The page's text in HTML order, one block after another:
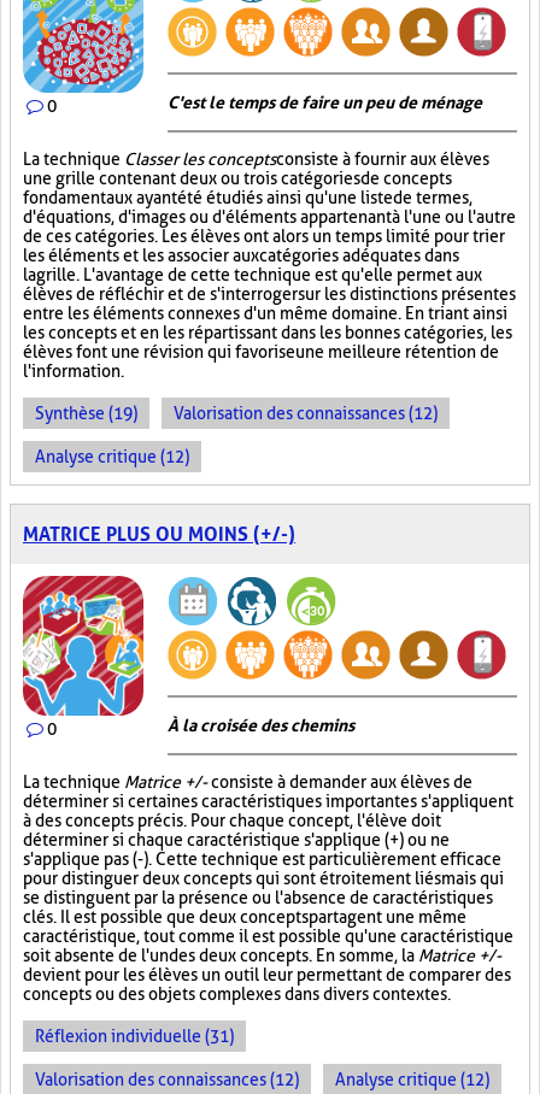
0 C'est le temps de faire un peu de ménage
La technique Classer les conceptsconsiste à fournir aux élèves
une grille contenant deux ou trois catégories de concepts
fondamentaux ayant été étudiés ainsi qu'une liste de termes,
d'équations, d'images ou d'éléments appartenant à l'une ou l'autre
de ces catégories. Les élèves ont alors un temps limité pour trier
les éléments et les associer aux catégories adéquates dans
la grille. L'avantage de cette technique est qu'elle permet aux
élèves de réfléchir et de s'interroger sur les distinctions présentes
entre les éléments connexes d'un même domaine. En triant ainsi
les concepts et en les répartissant dans les bonnes catégories, les
élèves font une révision qui favorise une meilleure rétention de
l'information.
Synthèse (19) Valorisation des connaissances (12)
Analyse critique (12)
MATRICE PLUS OU MOINS (+/-)
0 À la croisée des chemins
La technique Matrice +/-consiste à demander aux élèves de
déterminer si certaines caractéristiques importantes s'appliquent
à des concepts précis. Pour chaque concept, l'élève doit
déterminer si chaque caractéristique s'applique (+) ou ne
s'applique pas (-). Cette technique est particulièrement efficace
pour distinguer deux concepts qui sont étroitement liés mais qui
se distinguent par la présence ou l'absence de caractéristiques
clés. Il est possible que deux concepts partagent une même
caractéristique, tout comme il est possible qu'une caractéristique
soit absente de l'un des deux concepts. En somme, la Matrice +/-
devient pour les élèves un outil leur permettant de comparer des
concepts ou des objets complexes dans divers contextes.
Réflexion individuelle (31)
Valorisation des connaissances (12) Analyse critique (12)